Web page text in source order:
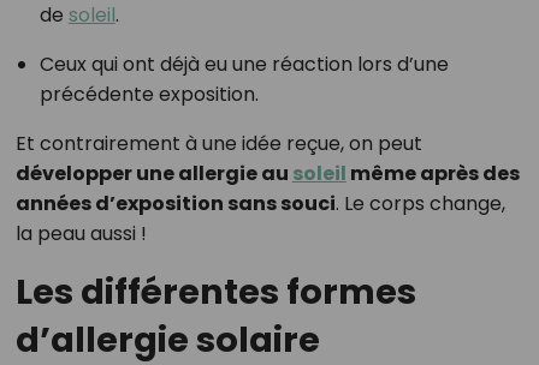
de soleil.
Ceux qui ont déjà eu une réaction lors d’une
précédente exposition.
Et contrairement à une idée reçue, on peut
développer une allergie au soleil même après des
années d’exposition sans souci. Le corps change,
la peau aussi !
Les différentes formes
d’allergie solaire